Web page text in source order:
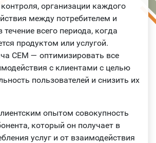
организации каждого
между потребителем и
всего периода, когда
продуктом или услугой.
CEM — оптимизировать все
с клиентами с целью
пользователей и снизить их
опытом совокупность
который он получает в
услуг и от взаимодействия